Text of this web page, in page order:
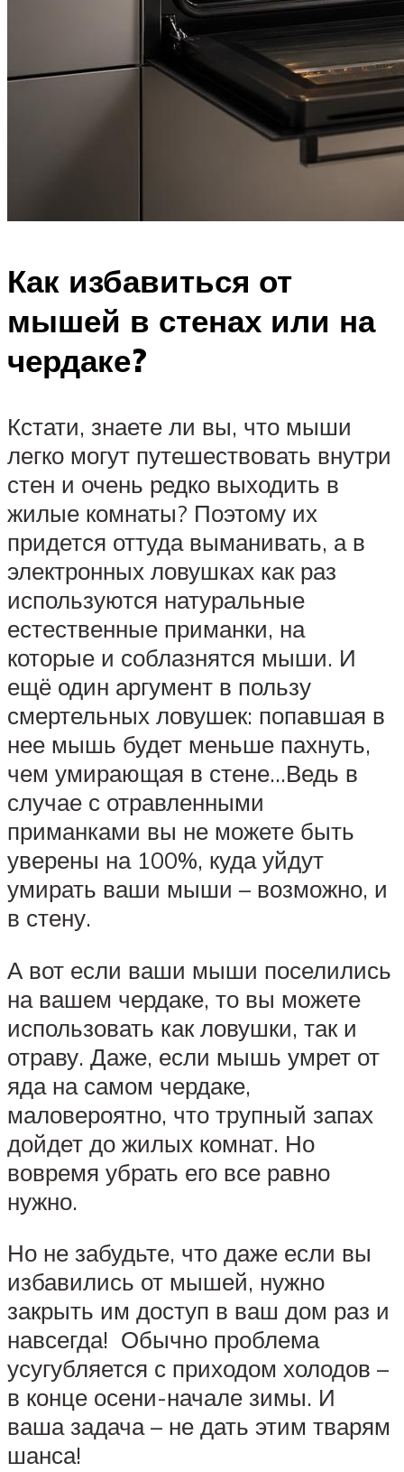
Как избавиться от
мышей в стенах или на
чердаке?
Кстати, знаете ли вы, что мыши
легко могут путешествовать внутри
стен и очень редко выходить в
жилые комнаты? Поэтому их
придется оттуда выманивать, а в
электронных ловушках как раз
используются натуральные
естественные приманки, на
которые и соблазнятся мыши. И
ещё один аргумент в пользу
смертельных ловушек: попавшая в
нее мышь будет меньше пахнуть,
чем умирающая в стене…Ведь в
случае с отравленными
приманками вы не можете быть
уверены на 100%, куда уйдут
умирать ваши мыши – возможно, и
в стену.
А вот если ваши мыши поселились
на вашем чердаке, то вы можете
использовать как ловушки, так и
отраву. Даже, если мышь умрет от
яда на самом чердаке,
маловероятно, что трупный запах
дойдет до жилых комнат. Но
вовремя убрать его все равно
нужно.
Но не забудьте, что даже если вы
избавились от мышей, нужно
закрыть им доступ в ваш дом раз и
навсегда! Обычно проблема
усугубляется с приходом холодов –
в конце осени-начале зимы. И
ваша задача – не дать этим тварям
шанса!